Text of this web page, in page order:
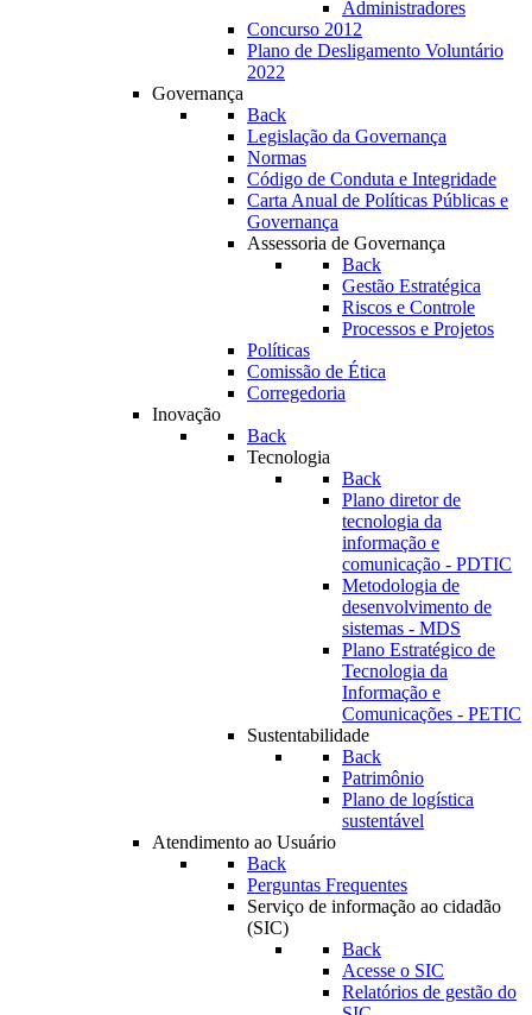
Administradores
Concurso 2012
Plano de Desligamento Voluntário
2022
Governança
Back
Legislação da Governança
Normas
Código de Conduta e Integridade
Carta Anual de Políticas Públicas e
Governança
Assessoria de Governança
Back
Gestão Estratégica
Riscos e Controle
Processos e Projetos
Políticas
Comissão de Ética
Corregedoria
Inovação
Back
Tecnologia
Back
Plano diretor de
tecnologia da
informação e
comunicação - PDTIC
Metodologia de
desenvolvimento de
sistemas - MDS
Plano Estratégico de
Tecnologia da
Informação e
Comunicações - PETIC
Sustentabilidade
Back
Patrimônio
Plano de logística
sustentável
Atendimento ao Usuário
Back
Perguntas Frequentes
Serviço de informação ao cidadão
(SIC)
Back
Acesse o SIC
Relatórios de gestão do